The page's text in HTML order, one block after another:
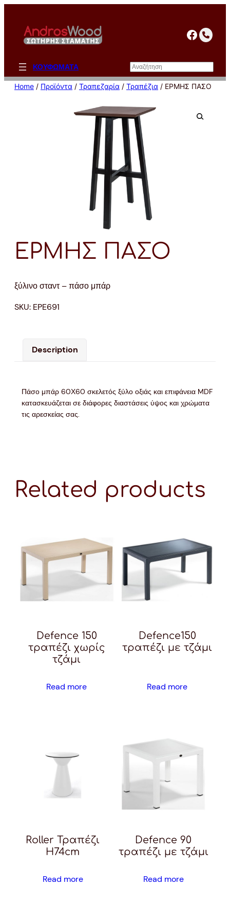
περιεχόμενο
ΚΟΥΦΩΜΑΤΑ Αναζήτηση
Home / Προϊόντα / Τραπεζαρία / Τραπέζια / ΕΡΜΗΣ ΠΑΣΟ
ΕΡΜΗΣ ΠΑΣΟ
ξύλινο σταντ – πάσο μπάρ
SKU: EPE691
Description
Πάσο μπάρ 60Χ60 σκελετός ξύλο οξιάς και επιφάνεια MDF
κατασκευάζεται σε διάφορες διαστάσεις ύψος και χρώματα
τις αρεσκείας σας.
Related products
Defence 150
τραπέζι χωρίς
τζάμι
Read more
Defence150
τραπέζι με τζάμι
Read more
Roller Τραπέζι
Η74cm
Read more
Defence 90
τραπέζι με τζάμι
Read more